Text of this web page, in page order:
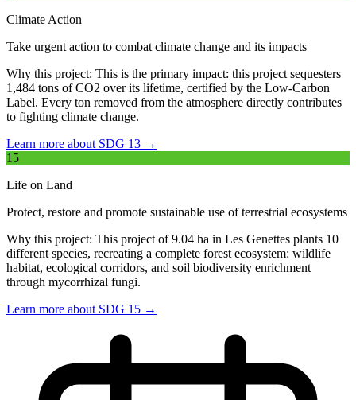
Climate Action
Take urgent action to combat climate change and its impacts
Why this project: This is the primary impact: this project sequesters
1,484 tons of CO2 over its lifetime, certified by the Low-Carbon
Label. Every ton removed from the atmosphere directly contributes
to fighting climate change.
Learn more about SDG 13 →
15
Life on Land
Protect, restore and promote sustainable use of terrestrial ecosystems
Why this project: This project of 9.04 ha in Les Genettes plants 10
different species, recreating a complete forest ecosystem: wildlife
habitat, ecological corridors, and soil biodiversity enrichment
through mycorrhizal fungi.
Learn more about SDG 15 →